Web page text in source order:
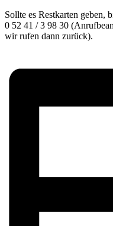
Sollte es Restkarten geben,
0 52 41 / 3 98 30
wir rufen dann zurück).